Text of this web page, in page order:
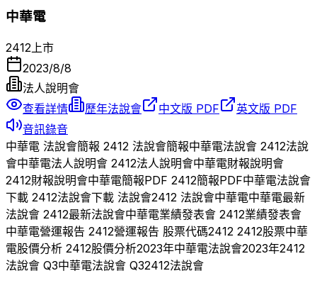
中華電
2412 上市
2023/8/8
法人說明會
查看詳情
歷年法說會 中文版 PDF
英文版 PDF
音訊錄音
中華電 法說會簡報 2412 法說會簡報中華電法說會 2412法說
會中華電法人說明會 2412法人說明會中華電財報說明會
2412財報說明會中華電簡報PDF 2412簡報PDF中華電法說會
下載 2412法說會下載 法說會2412 法說會中華電中華電最新
法說會 2412最新法說會中華電業績發表會 2412業績發表會
中華電營運報告 2412營運報告 股票代碼2412 2412股票中華
電股價分析 2412股價分析2023年中華電法說會2023年2412
法說會 Q3中華電法說會 Q32412法說會